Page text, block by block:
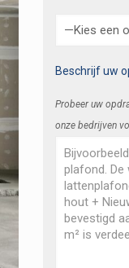
Beschrijf uw
Probeer uw
onze bedrijven